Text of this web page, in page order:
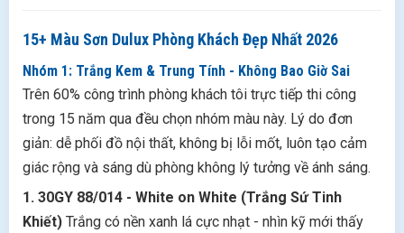
15+ Màu Sơn Dulux Phòng Khách Đẹp Nhất 2026
Nhóm 1: Trắng Kem & Trung Tính - Không Bao Giờ Sai
Trên 60% công trình phòng khách tôi trực tiếp thi công
trong 15 năm qua đều chọn nhóm màu này. Lý do đơn
giản: dễ phối đồ nội thất, không bị lỗi mốt, luôn tạo cảm
giác rộng và sáng dù phòng không lý tưởng về ánh sáng.
1. 30GY 88/014 - White on White (Trắng Sứ Tinh
Khiết) Trắng có nền xanh lá cực nhạt - nhìn kỹ mới thấy